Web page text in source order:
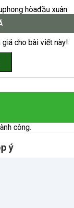
phong hòađầu xuân
cho bài viết này!
công.
ý